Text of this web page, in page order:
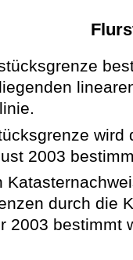
2003
durch die
2003 bestimmt